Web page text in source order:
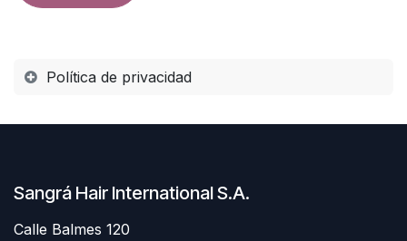
Política de privacidad
Sangrá Hair International S.A.
Calle Balmes 120